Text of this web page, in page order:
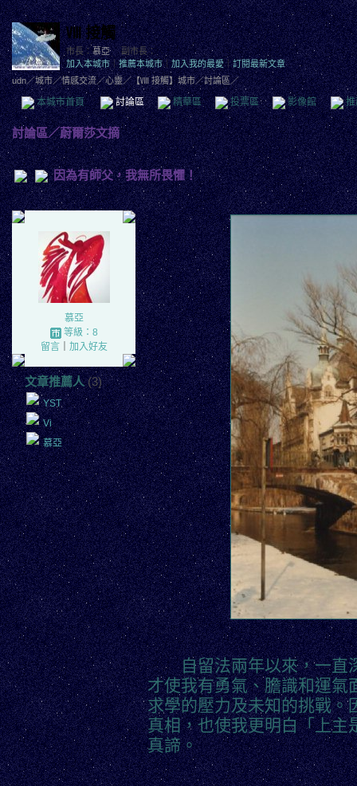
Ⅷ 接觸
市長：慕亞
副市長：
加入本城市｜推薦本城市｜加入我的最愛｜訂閱最新文章
udn／城市／情感交流／心靈／【Ⅷ 接觸】城市／討論區／
本城市首頁 討論區 精華區 投票區 影像館 推
討論區／蔚爾莎文摘
因為有師父，我無所畏懼！
慕亞
等級：8
留言｜ 加入好友
文章推薦人(3)
YST
Vi
慕亞
自留法兩年以來，一直深
才使我有勇氣、膽識和運氣
求學的壓力及未知的挑戰。
真相，也使我更明白「上主
真諦。